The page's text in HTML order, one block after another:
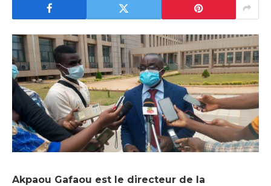
Akpaou Gafaou est le directeur de la